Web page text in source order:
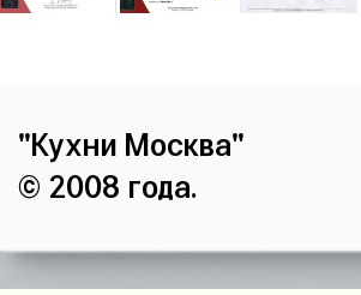
"Кухни Москва"
© 2008 года.